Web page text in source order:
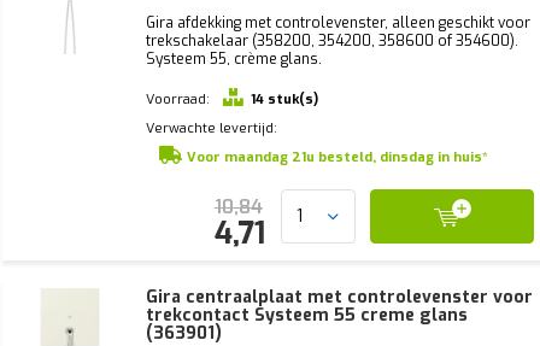
Gira afdekking met controlevenster, alleen geschikt voor
trekschakelaar (358200, 354200, 358600 of 354600).
Systeem 55, crème glans.
Voorraad:
14 stuk(s)
Verwachte levertijd:
Voor maandag 21u besteld, dinsdag in huis*
10,84
4,71
Gira centraalplaat met controlevenster voor
trekcontact Systeem 55 creme glans
(363901)